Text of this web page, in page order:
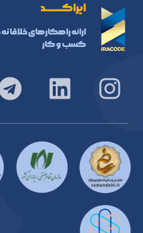
ایراکـــــــد
ارائه راهکارهای
کسب و کار